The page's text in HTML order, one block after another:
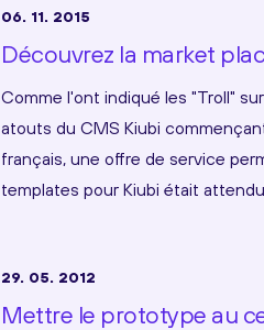
06. 11. 2015
Découvrez la market
Comme l'ont indiqué les "Troll"
atouts du CMS Kiubi
français, une offre de service
templates pour Kiubi était
29. 05. 2012
Mettre le prototype au